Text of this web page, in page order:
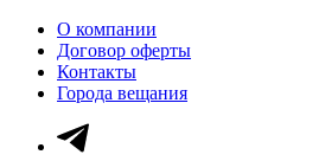
О компании
Договор оферты
Контакты
Города вещания